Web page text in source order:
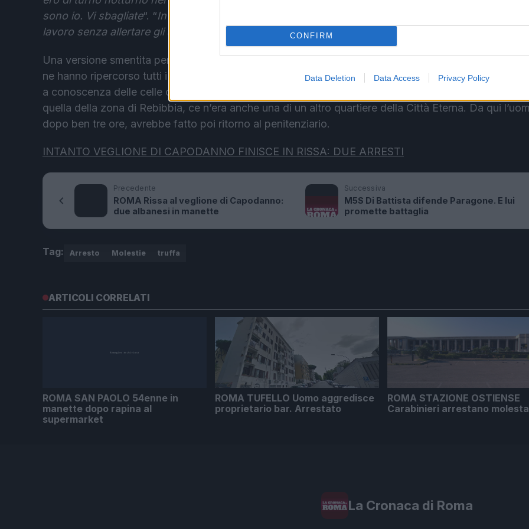
CONFIRM
Data Deletion Data Access Privacy Policy
sono io. Vi sbagliate“. “In servizio a Rebibbia
lavoro senza allertare gli altri colleghi di turno
Una versione smentita però da quanto raccolto dagli investigatori. I quali, dopo averlo posto in
ne hanno ripercorso tutti i movimenti, tracciandoli grazie alle analisi sullosmartphone. Sono così
a conoscenza delle celle cittadine alle quali il telefono si era agganciato in quelle ore. Tra queste,
quella della zona di Rebibbia, ce n’era anche una di un altro quartiere della Città Eterna. Da qui
dopo ben tre ore, avrebbe fatto poi ritorno al penitenziario.
INTANTO VEGLIONE DI CAPODANNO FINISCE IN RISSA: DUE ARRESTI
Precedente
ROMA Rissa al veglione di Capodanno:
due albanesi in manette
Successiva
M5S Di Battista difende Paragone. E lui
promette battaglia
Tag: Arresto Molestie truffa
ARTICOLI CORRELATI
ROMA SAN PAOLO 54enne in
manette dopo rapina al
supermarket
ROMA TUFELLO Uomo aggredisce
proprietario bar. Arrestato
ROMA STAZIONE OSTIENSE
Carabinieri arrestano
La Cronaca di Roma